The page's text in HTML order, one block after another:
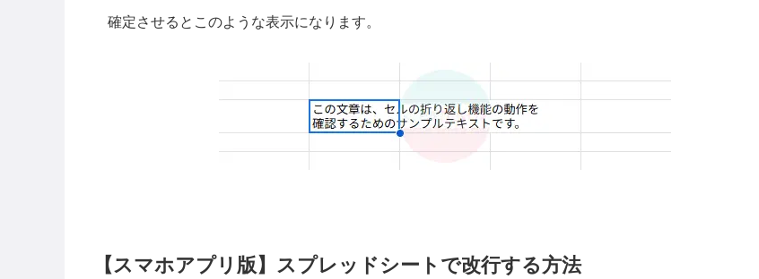
確定させるとこのような表示になります。
【スマホアプリ版】スプレッドシートで改行する方法